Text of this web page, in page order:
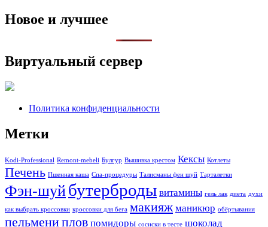
Новое и лучшее
Виртуальный сервер
Политика конфиденциальности
Метки
Kodi-Professional Remont-mebeli Булгур Вышивка крестом Кексы Котлеты
Печень Пшенная каша Спа-процедуры Талисманы фен шуй Тарталетки
Фэн-шуйбутерброды витамины гель лак диета духи
как выбрать кроссовки кроссовки для бега макияж маникюр обёртывания
пельмениплов помидоры сосиски в тесте шоколад